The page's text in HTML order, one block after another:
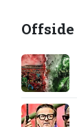
Offside